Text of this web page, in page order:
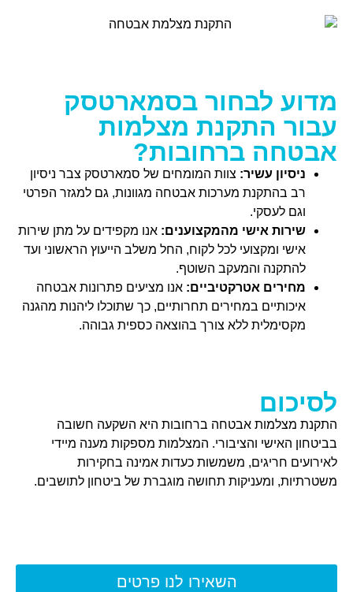
מדוע לבחור בסמארטסק
עבור התקנת מצלמות
אבטחה ברחובות?
ניסיון עשיר: צוות המומחים של סמארטסק צבר ניסיון
רב בהתקנת מערכות אבטחה מגוונות, גם למגזר הפרטי
וגם לעסקי.
שירות אישי מהמקצוענים: אנו מקפידים על מתן שירות
אישי ומקצועי לכל לקוח, החל משלב הייעוץ הראשוני ועד
להתקנה והמעקב השוטף.
מחירים אטרקטיביים: אנו מציעים פתרונות אבטחה
איכותיים במחירים תחרותיים, כך שתוכלו ליהנות מהגנה
מקסימלית ללא צורך בהוצאה כספית גבוהה.
לסיכום
התקנת מצלמות אבטחה ברחובות היא השקעה חשובה
בביטחון האישי והציבורי. המצלמות מספקות מענה מיידי
לאירועים חריגים, משמשות כעדות אמינה בחקירות
משטרתיות, ומעניקות תחושה מוגברת של ביטחון לתושבים.
השאירו לנו פרטים